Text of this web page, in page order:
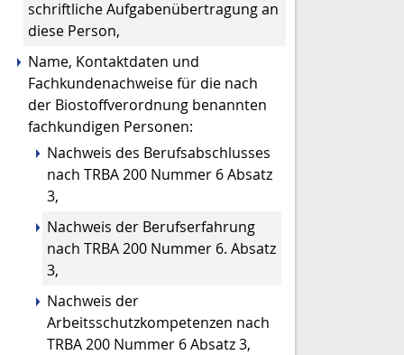
schriftliche Aufgabenübertragung an
diese Person,
Name, Kontaktdaten und
Fachkundenachweise für die nach
der Biostoffverordnung benannten
fachkundigen Personen:
Nachweis des Berufsabschlusses
nach TRBA 200 Nummer 6 Absatz
3,
Nachweis der Berufserfahrung
nach TRBA 200 Nummer 6. Absatz
3,
Nachweis der
Arbeitsschutzkompetenzen nach
TRBA 200 Nummer 6 Absatz 3,